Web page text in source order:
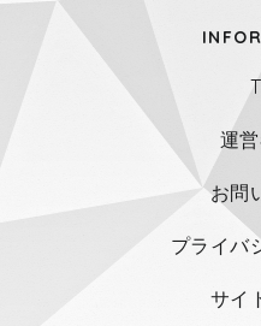
運
お問
プライバ
サイ